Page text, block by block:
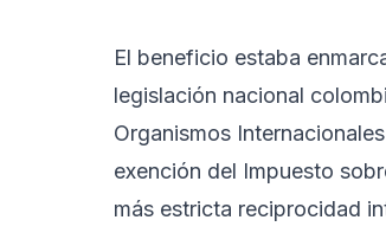
El beneficio estaba
legislación nacional
Organismos
exención del Impuesto
más estricta reciprocidad